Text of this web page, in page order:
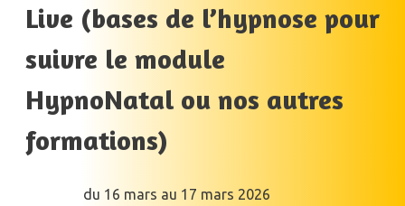
Live (bases de l’hypnose pour
suivre le module
HypnoNatal ou nos autres
formations)
du 16 mars au 17 mars 2026